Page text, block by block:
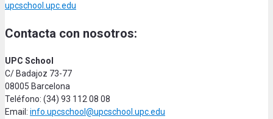
upcschool.upc.edu
Contacta con nosotros:
UPC School
C/ Badajoz 73-77
08005 Barcelona
Teléfono: (34) 93 112 08 08
Email: info.upcschool@upcschool.upc.edu